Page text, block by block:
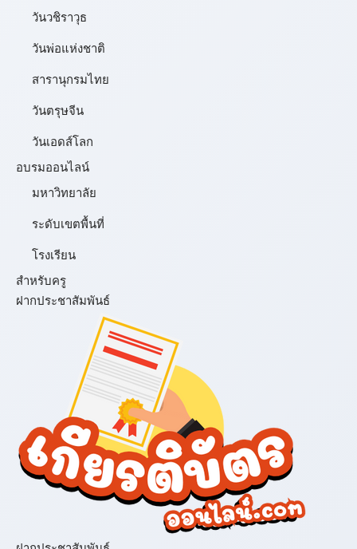
วันวชิราวุธ
วันพ่อแห่งชาติ
สารานุกรมไทย
วันตรุษจีน
วันเอดส์โลก
อบรมออนไลน์
มหาวิทยาลัย
ระดับเขตพื้นที่
โรงเรียน
สำหรับครู
ฝากประชาสัมพันธ์